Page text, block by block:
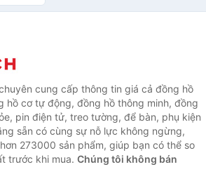
cung cấp thông tin giá cả đồng hồ
hồ cơ tự động, đồng hồ thông minh, đồng
pin điện tử, treo tường, để bàn, phụ kiện
sẵn có cùng sự nỗ lực không ngừng,
273000 sản phẩm, giúp bạn có thể so
trước khi mua. Chúng tôi không bán